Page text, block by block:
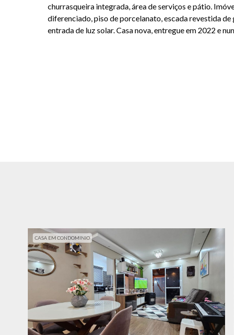
churrasqueira integrada, área de serviços e pátio.
diferenciado, piso de porcelanato, escada revestida
entrada de luz solar. Casa nova, entregue em 2022 e
CASA EM CONDOMINIO